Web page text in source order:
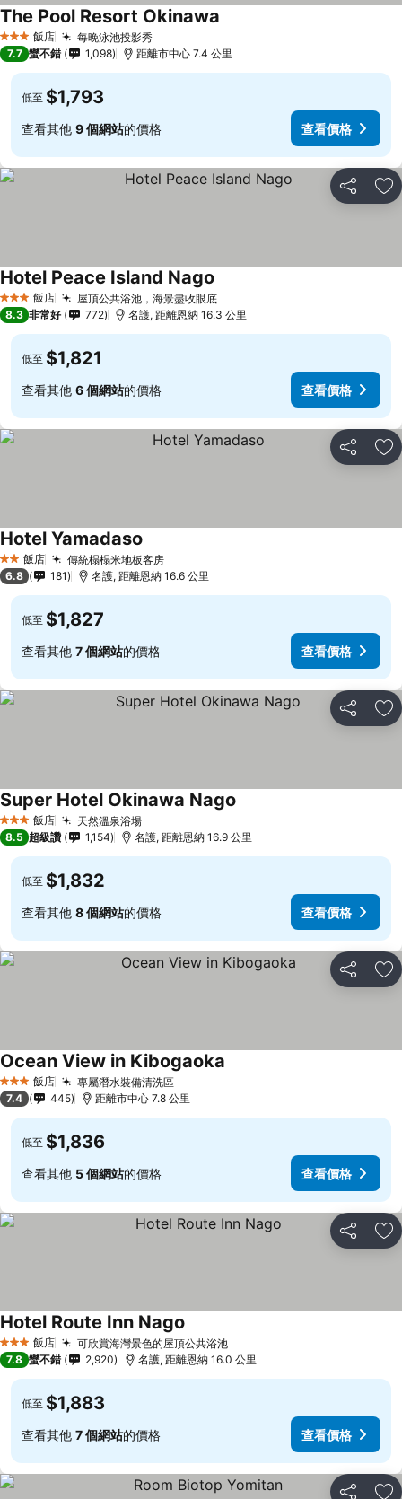
3 星級 飯店 每晚泳池投影秀
The Pool Resort Okinawa
7.7 蠻不錯 1,098 距離市中心 7.4 公里
低至 $1,793
查看其他 9 個網站的價格 查看價格
分享 加
3 星級 飯店 屋頂公共浴池，海景盡收眼底
Hotel Peace Island Nago
8.3 非常好 772 名護, 距離恩納 16.3 公里
低至 $1,821
查看其他 6 個網站的價格 查看價格
分享 加
2 星級飯店 傳統榻榻米地板客房
Hotel Yamadaso
6.8 181 名護, 距離恩納 16.6 公里
低至 $1,827
查看其他 7 個網站的價格 查看價格
分享 加
3 星級 飯店 天然溫泉浴場
Super Hotel Okinawa Nago
8.5 超級讚 1,154 名護, 距離恩納 16.9 公里
低至 $1,832
查看其他 8 個網站的價格 查看價格
分享 加
3 星級 飯店 專屬潛水裝備清洗區
Ocean View in Kibogaoka
7.4 445 距離市中心 7.8 公里
低至 $1,836
查看其他 5 個網站的價格 查看價格
分享 加
3 星級 飯店 可欣賞海灣景色的屋頂公共浴池
Hotel Route Inn Nago
7.8 蠻不錯 2,920 名護, 距離恩納 16.0 公里
低至 $1,883
查看其他 7 個網站的價格 查看價格